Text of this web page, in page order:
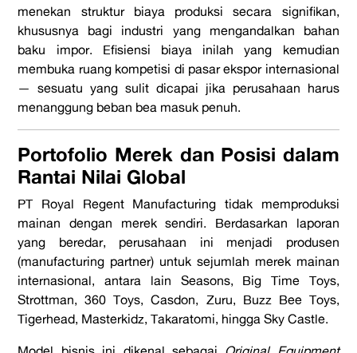
menekan struktur biaya produksi secara signifikan,
khususnya bagi industri yang mengandalkan bahan
baku impor. Efisiensi biaya inilah yang kemudian
membuka ruang kompetisi di pasar ekspor internasional
— sesuatu yang sulit dicapai jika perusahaan harus
menanggung beban bea masuk penuh.
Portofolio Merek dan Posisi dalam
Rantai Nilai Global
PT Royal Regent Manufacturing tidak memproduksi
mainan dengan merek sendiri. Berdasarkan laporan
yang beredar, perusahaan ini menjadi produsen
(manufacturing partner) untuk sejumlah merek mainan
internasional, antara lain Seasons, Big Time Toys,
Strottman, 360 Toys, Casdon, Zuru, Buzz Bee Toys,
Tigerhead, Masterkidz, Takaratomi, hingga Sky Castle.